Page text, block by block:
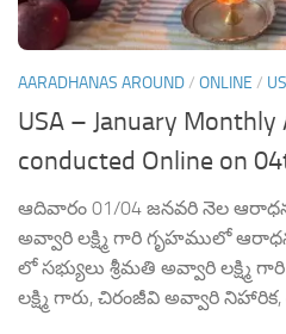
AARADHANAS AROUND/ ONLINE /
USA – January Monthly
conducted Online on
ఆదివారం 01/04 జనవరి నెల ఆరాధన
అవ్వారి లక్ష్మి గారి గృహములో
లో సభ్యులు శ్రీమతి అవ్వారి లక్ష్మి
లక్ష్మి గారు, చిరంజీవి అవ్వారి నిహారిక,